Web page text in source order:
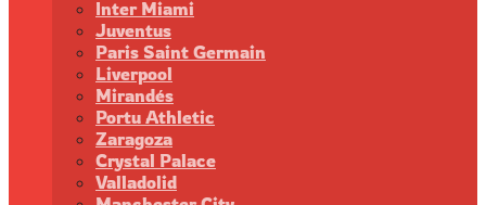
Inter Miami
Juventus
Paris Saint Germain
Liverpool
Mirandés
Portu Athletic
Zaragoza
Crystal Palace
Valladolid